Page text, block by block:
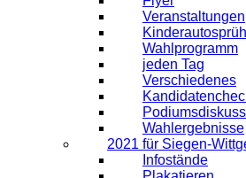
Veranstaltungen
Wahlprogramm
jeden Tag
Verschiedenes
Wahlergebnisse
2021 für Siegen-
Infostände